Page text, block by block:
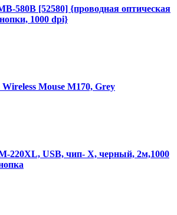
580B [52580] {проводная оптическая
1000 dpi}
Mouse M170, Grey
220XL, USB, чип- Х, черный, 2м,1000